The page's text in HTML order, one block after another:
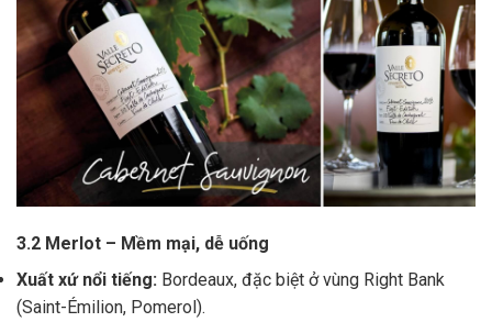
3.2 Merlot – Mềm mại, dễ uống
Xuất xứ nổi tiếng: Bordeaux, đặc biệt ở vùng Right Bank
(Saint-Émilion, Pomerol).